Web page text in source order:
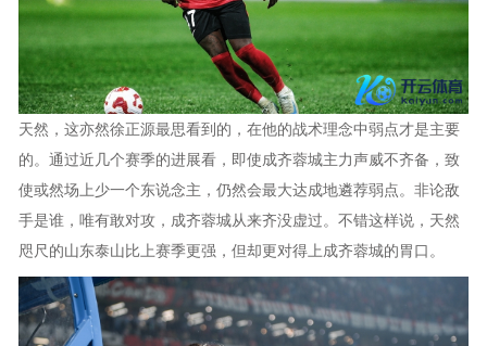
天然，这亦然徐正源最思看到的，在他的战术理念中弱点才是主要
的。通过近几个赛季的进展看，即使成齐蓉城主力声威不齐备，致
使或然场上少一个东说念主，仍然会最大达成地遴荐弱点。非论敌
手是谁，唯有敢对攻，成齐蓉城从来齐没虚过。不错这样说，天然
咫尺的山东泰山比上赛季更强，但却更对得上成齐蓉城的胃口。